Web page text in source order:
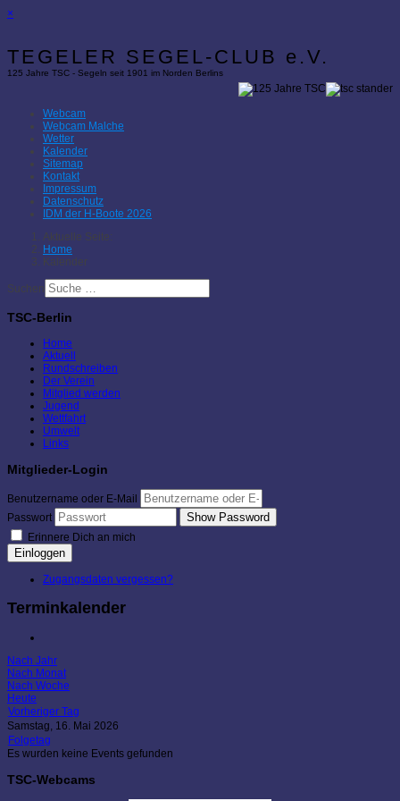
×
TEGELER SEGEL-CLUB e.V.
125 Jahre TSC - Segeln seit 1901 im Norden Berlins
Webcam
Webcam Malche
Wetter
Kalender
Sitemap
Kontakt
Impressum
Datenschutz
IDM der H-Boote 2026
Aktuelle Seite:
Home
Kalender
Suchen
TSC-Berlin
Home
Aktuell
Rundschreiben
Der Verein
Mitglied werden
Jugend
Wettfahrt
Umwelt
Links
Mitglieder-Login
Benutzername oder E-Mail
Passwort
Show Password
Erinnere Dich an mich
Einloggen
Zugangsdaten vergessen?
Terminkalender
Nach Jahr
Nach Monat
Nach Woche
Heute
Vorheriger Tag
Samstag, 16. Mai 2026
Folgetag
Es wurden keine Events gefunden
TSC-Webcams